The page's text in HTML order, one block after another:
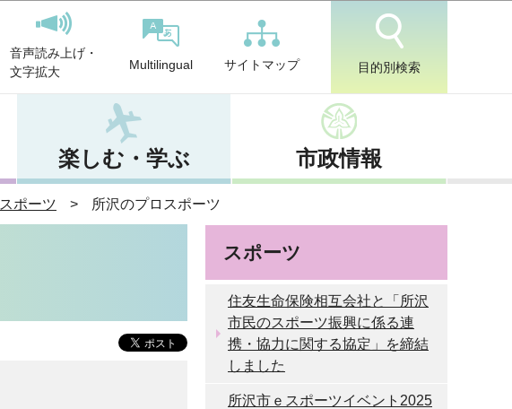
音声読み上げ・
文字拡大
Multilingual サイトマップ 目的別検索
楽しむ・学ぶ 市政情報
スポーツ 所沢のプロスポーツ
スポーツ
住友生命保険相互会社と「所沢
市民のスポーツ振興に係る連
携・協力に関する協定」を締結
しました
所沢市ｅスポーツイベント2025